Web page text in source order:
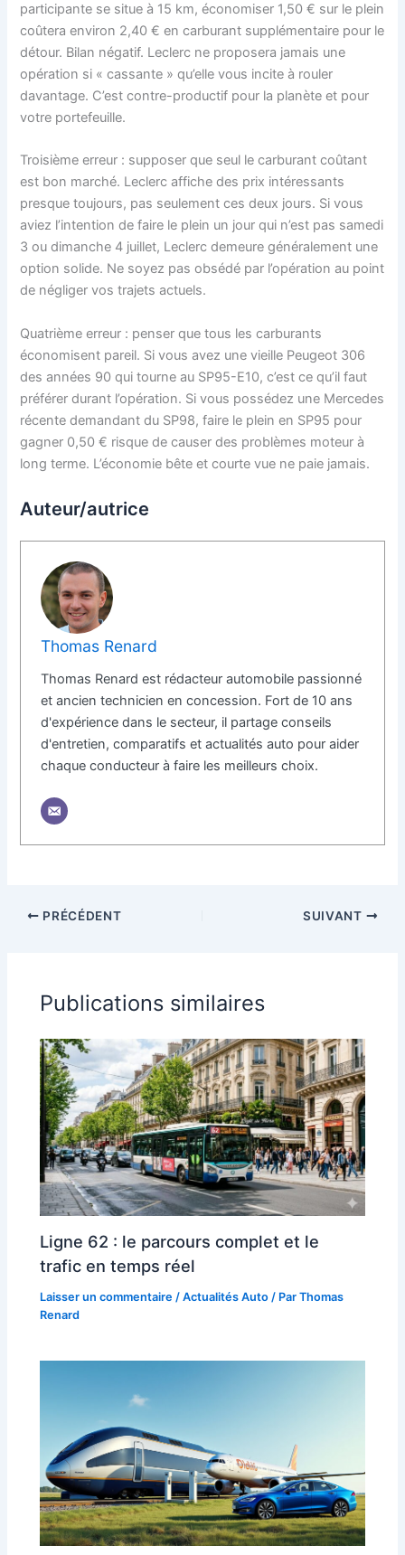
participante se situe à 15 km, économiser 1,50 € sur le plein
coûtera environ 2,40 € en carburant supplémentaire pour le
détour. Bilan négatif. Leclerc ne proposera jamais une
opération si « cassante » qu’elle vous incite à rouler
davantage. C’est contre-productif pour la planète et pour
votre portefeuille.
Troisième erreur : supposer que seul le carburant coûtant
est bon marché. Leclerc affiche des prix intéressants
presque toujours, pas seulement ces deux jours. Si vous
aviez l’intention de faire le plein un jour qui n’est pas samedi
3 ou dimanche 4 juillet, Leclerc demeure généralement une
option solide. Ne soyez pas obsédé par l’opération au point
de négliger vos trajets actuels.
Quatrième erreur : penser que tous les carburants
économisent pareil. Si vous avez une vieille Peugeot 306
des années 90 qui tourne au SP95-E10, c’est ce qu’il faut
préférer durant l’opération. Si vous possédez une Mercedes
récente demandant du SP98, faire le plein en SP95 pour
gagner 0,50 € risque de causer des problèmes moteur à
long terme. L’économie bête et courte vue ne paie jamais.
Auteur/autrice
Thomas Renard
Thomas Renard est rédacteur automobile passionné
et ancien technicien en concession. Fort de 10 ans
d'expérience dans le secteur, il partage conseils
d'entretien, comparatifs et actualités auto pour aider
chaque conducteur à faire les meilleurs choix.
PRÉCÉDENT SUIVANT
Publications similaires
Ligne 62 : le parcours complet et le
trafic en temps réel
Laisser un commentaire /Actualités Auto / ParThomas
Renard